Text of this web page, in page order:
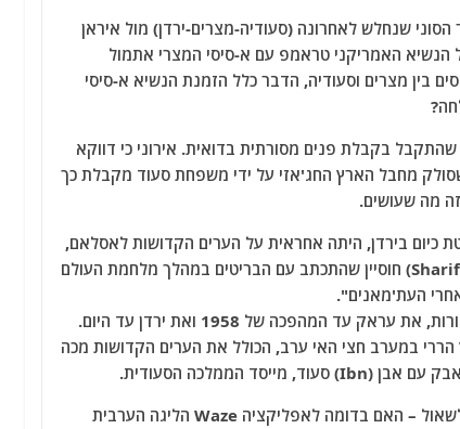
שנחלש לאחרונה (סעודיה-מצרים-ירדן) מול איראן
הנשיא האמריקני טראמפ עם א-סיסי המצרי אתמול
בין מצרים וסעודיה, הדבר כלל הזמנת הנשיא א-סיסי
בקבלת פנים מסורתית בדואית. אירוני כי דווקא
מחבל הארץ החג'אזי על ידי משפחת סעוד מקבלת כך
מה שעושים.
כיום בירדן, היתה אחראית על הערים הקדושות לאסלאם,
מכה ואלמדינה. הדמות המוכרת ביותר היתה השריף (Sharif) חוסיין שהתכתב עם הבריטים במהלך מלחמת העולם
העת'מאנים".
בסופו של דבר בית האשם קיבל את סוריה לדקות ספורות, את עראק עד המהפכה של 1958 ואת ירדן עד היום.
במערב חצי האי ערב, הכולל את הערים הקדושות מכה
חזרה לשאלת הרלוונטיות של הליגה הערבית אפשר לשאול – האם בדומה לאפליקציה Waze הליגה הערבית